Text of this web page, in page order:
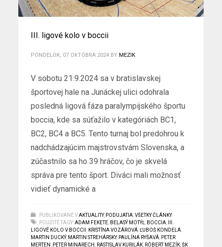
III. ligové kolo v boccii
PONDELOK, 07 OKTÓBRA 2024 BY MEZIK
V sobotu 21.9.2024 sa v bratislavskej
športovej hale na Junáckej ulici odohrala
posledná ligová fáza paralympijského športu
boccia, kde sa súťažilo v kategóriách BC1,
BC2, BC4 a BC5. Tento turnaj bol predohrou k
nadchádzajúcim majstrovstvám Slovenska, a
zúčastnilo sa ho 39 hráčov, čo je skvelá
správa pre tento šport. Diváci mali možnosť
vidieť dynamické a
PUBLIKOVANÉ V AKTUALITY, PODUJATIA ,VŠETKY ČLÁNKY
POUŽITÉ TAGY: ADAM FEKETE BELASÝ MOTÝĽ BOCCIA
LIGOVÉ KOLO V BOCCII
KRISTÍNA VOZÁROVÁ ,ĽUBOŠ KONDELA
MARTIN DUCKÝ, MARTIN STREHÁRSKY, PAULÍNA RYŠAVÁ PETER
MERTEN
PETER MINARECH RASTISLAV KURILÁK RÓBERT MEZÍK ,ŠK